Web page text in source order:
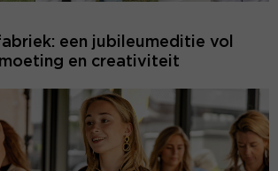
een jubileumeditie vol
en creativiteit